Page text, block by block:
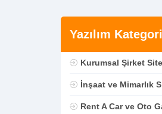
Yazılım
Kurumsal Şirket
İnşaat ve Mimarlık
Rent A Car ve Oto